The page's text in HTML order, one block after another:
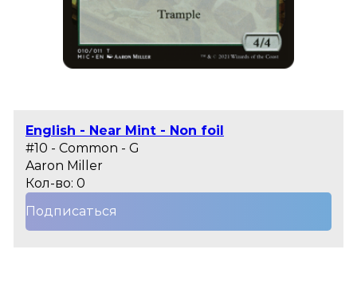
English - Near Mint - Non foil
#10 - Common - G
Aaron Miller
Кол-во: 0
Подписаться